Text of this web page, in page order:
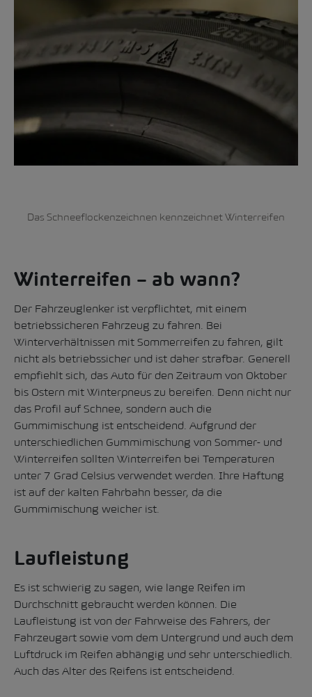
Das Schneeflockenzeichnen kennzeichnet Winterreifen
Winterreifen – ab wann?
Der Fahrzeuglenker ist verpflichtet, mit einem
betriebssicheren Fahrzeug zu fahren. Bei
Winterverhältnissen mit Sommerreifen zu fahren, gilt
nicht als betriebssicher und ist daher strafbar. Generell
empfiehlt sich, das Auto für den Zeitraum von Oktober
bis Ostern mit Winterpneus zu bereifen. Denn nicht nur
das Profil auf Schnee, sondern auch die
Gummimischung ist entscheidend. Aufgrund der
unterschiedlichen Gummimischung von Sommer- und
Winterreifen sollten Winterreifen bei Temperaturen
unter 7 Grad Celsius verwendet werden. Ihre Haftung
ist auf der kalten Fahrbahn besser, da die
Gummimischung weicher ist.
Laufleistung
Es ist schwierig zu sagen, wie lange Reifen im
Durchschnitt gebraucht werden können. Die
Laufleistung ist von der Fahrweise des Fahrers, der
Fahrzeugart sowie vom dem Untergrund und auch dem
Luftdruck im Reifen abhängig und sehr unterschiedlich.
Auch das Alter des Reifens ist entscheidend.